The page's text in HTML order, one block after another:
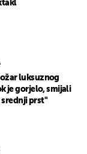
luksuznog
je gorjelo, smijali
srednji prst"